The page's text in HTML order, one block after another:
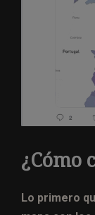
¿Cómo
Lo primero